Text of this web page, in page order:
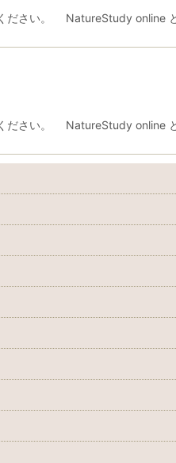
ださい。 NatureStudy
ださい。 NatureStudy